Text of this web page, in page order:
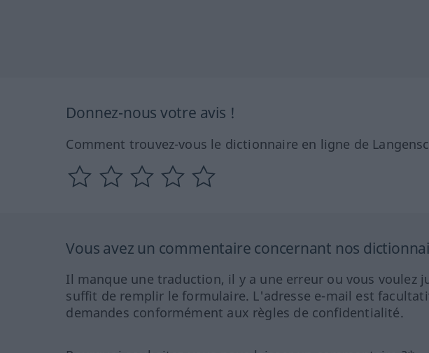
Donnez-nous votre avis !
Comment trouvez-vous le dictionnaire en ligne de
Vous avez un commentaire concernant nos
Il manque une traduction, il y a une erreur ou vous voulez
suffit de remplir le formulaire. L'adresse e-mail est
demandes conformément aux règles de confidentialité.